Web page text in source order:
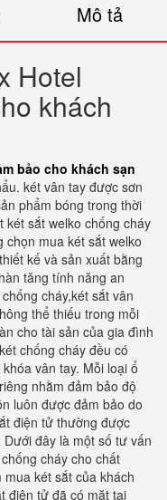
Mô tả
Hotel
khách
bảo cho khách sạn
két vân tay được sơn
phẩm bóng trong thời
két sắt welko chống cháy
chọn mua két sắt welko
kế và sản xuất bằng
tăng tính năng an
cháy,két sắt vân
thể thiếu trong mỗi
cho tài sản của gia đình
chống cháy đều có
vân tay. Mỗi loại ổ
nhằm đảm bảo độ
luôn được đảm bảo do
điện tử thường được
đây là một số tư vấn
cháy cho chất
két sắt của khách
điện tử đã có mặt tại